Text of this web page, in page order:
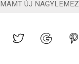
ÚJ NAGYLEMEZ